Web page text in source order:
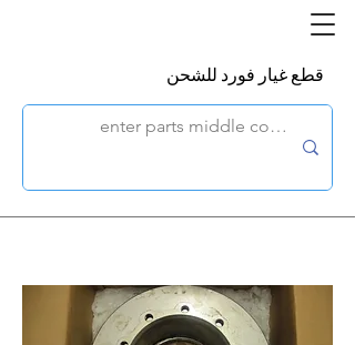
قطع غيار فورد للشحن